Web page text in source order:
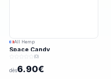
All Hemp
Space Candy
(0)
dès6.90€